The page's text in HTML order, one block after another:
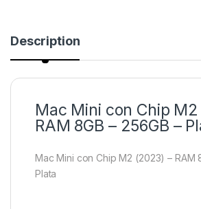
Description
Mac Mini con Chip
RAM 8GB – 256GB –
Mac Mini con Chip M2 (2023) – RAM
Plata